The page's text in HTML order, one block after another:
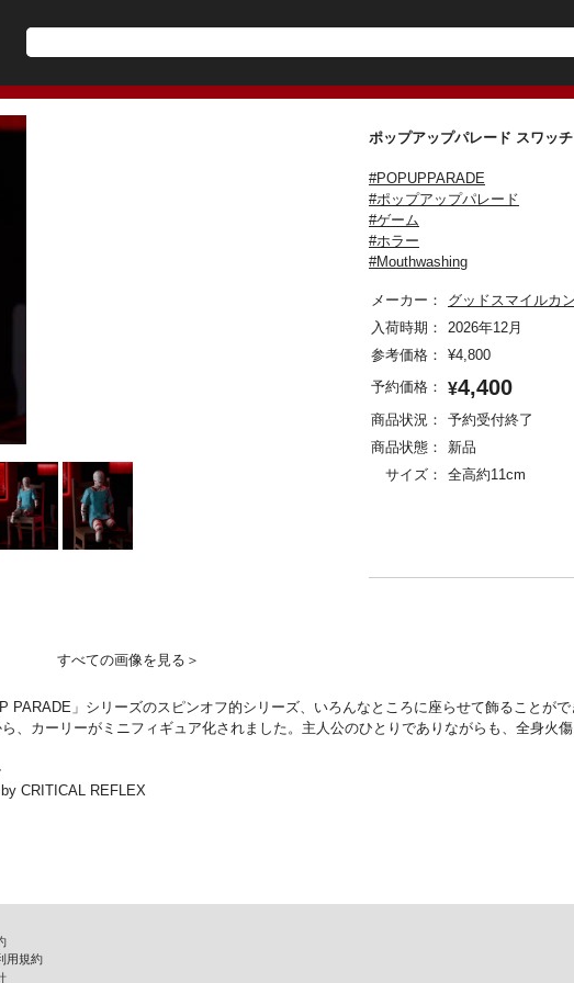
すべての画像を見る＞
ポップアップパレード スワ
#POPUPPARADE
#ポップアップパレード
#ゲーム
#ホラー
#Mouthwashing
メーカー：
グッドスマイルカ
入荷時期：
2026年12月
参考価格：
¥4,800
予約価格：
¥4,400
商品状況：
予約受付終了
商品状態：
新品
サイズ：
全高約11cm
PARADE」シリーズのスピンオフ的シリーズ、いろんなところに座らせて飾ることが
、カーリーがミニフィギュア化されました。主人公のひとりでありながらも、全身火
CRITICAL REFLEX
用規約